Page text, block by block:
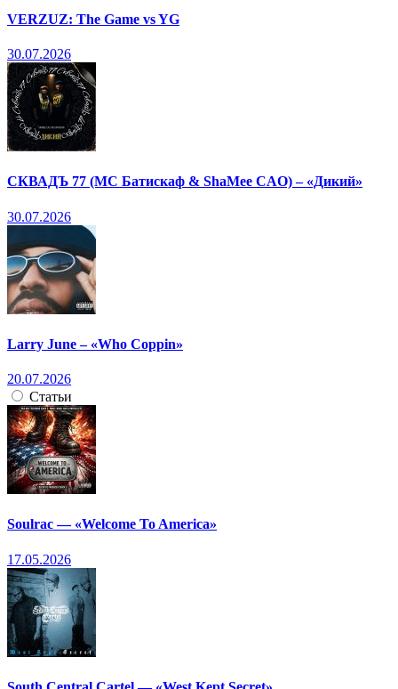
VERZUZ: The Game vs YG
30.07.2026
СКВАДЪ 77 (МС Батискаф & ShaMee CAO) – «Дикий»
30.07.2026
Larry June – «Who Coppin»
20.07.2026
Статьи
Soulrac — «Welcome To America»
17.05.2026